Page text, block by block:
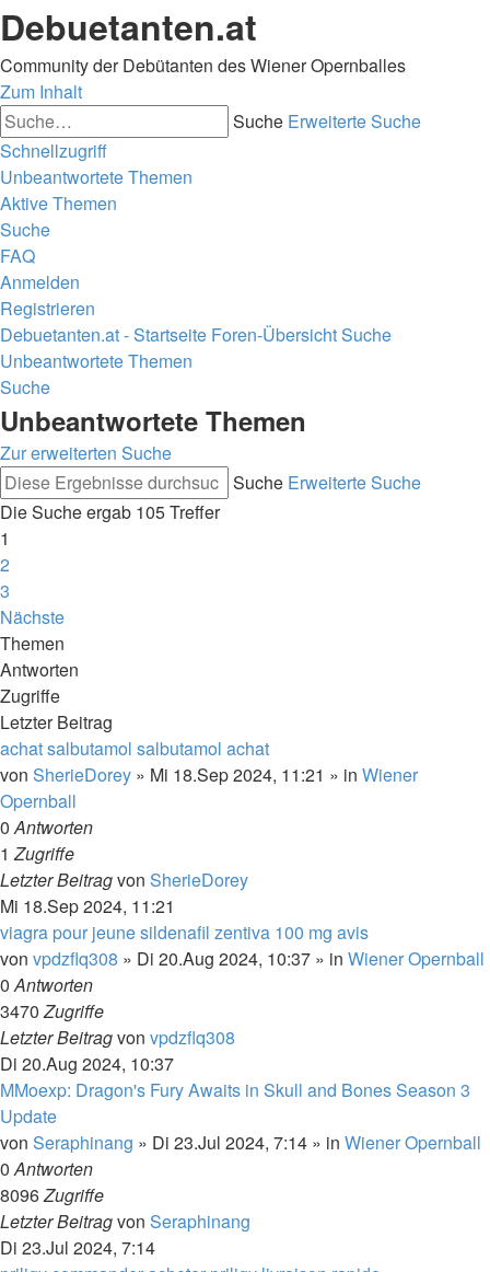
Debuetanten.at
Community der Debütanten des Wiener Opernballes
Zum Inhalt
Suche Erweiterte Suche
Schnellzugriff
Unbeantwortete Themen
Aktive Themen
Suche
FAQ
Anmelden
Registrieren
Debuetanten.at - Startseite Foren-ÜbersichtSuche
Unbeantwortete Themen
Suche
Unbeantwortete Themen
Zur erweiterten Suche
Suche Erweiterte Suche
Die Suche ergab 105 Treffer
1
2
3
Nächste
Themen
Antworten
Zugriffe
Letzter Beitrag
achat salbutamol salbutamol achat
von SherieDorey » Mi 18.Sep 2024, 11:21 » in Wiener
Opernball
0Antworten
1Zugriffe
Letzter Beitragvon SherieDorey
Mi 18.Sep 2024, 11:21
viagra pour jeune sildenafil zentiva 100 mg avis
von vpdzflq308 » Di 20.Aug 2024, 10:37 » in Wiener Opernball
0Antworten
3470Zugriffe
Letzter Beitragvon vpdzflq308
Di 20.Aug 2024, 10:37
MMoexp: Dragon's Fury Awaits in Skull and Bones Season 3
Update
von Seraphinang » Di 23.Jul 2024, 7:14 » in Wiener Opernball
0Antworten
8096Zugriffe
Letzter Beitragvon Seraphinang
Di 23.Jul 2024, 7:14